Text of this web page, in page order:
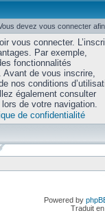
devez vous connecter
vous connecter.
Par exemple,
fonctionnalités
de vous inscrire,
nos conditions
également consulter
de votre navigation.
de confidentialité
Powered by
Traduit